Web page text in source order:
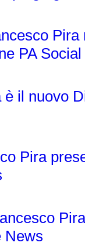
PA Social
è il nuovo
Pira
News